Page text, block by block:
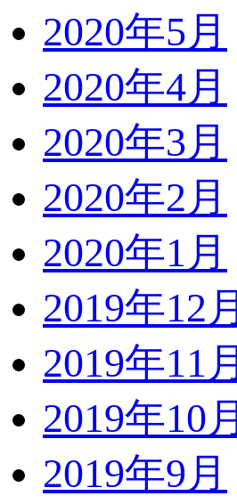
2020年5月
2020年4月
2020年3月
2020年2月
2020年1月
2019年12月
2019年11月
2019年10月
2019年9月